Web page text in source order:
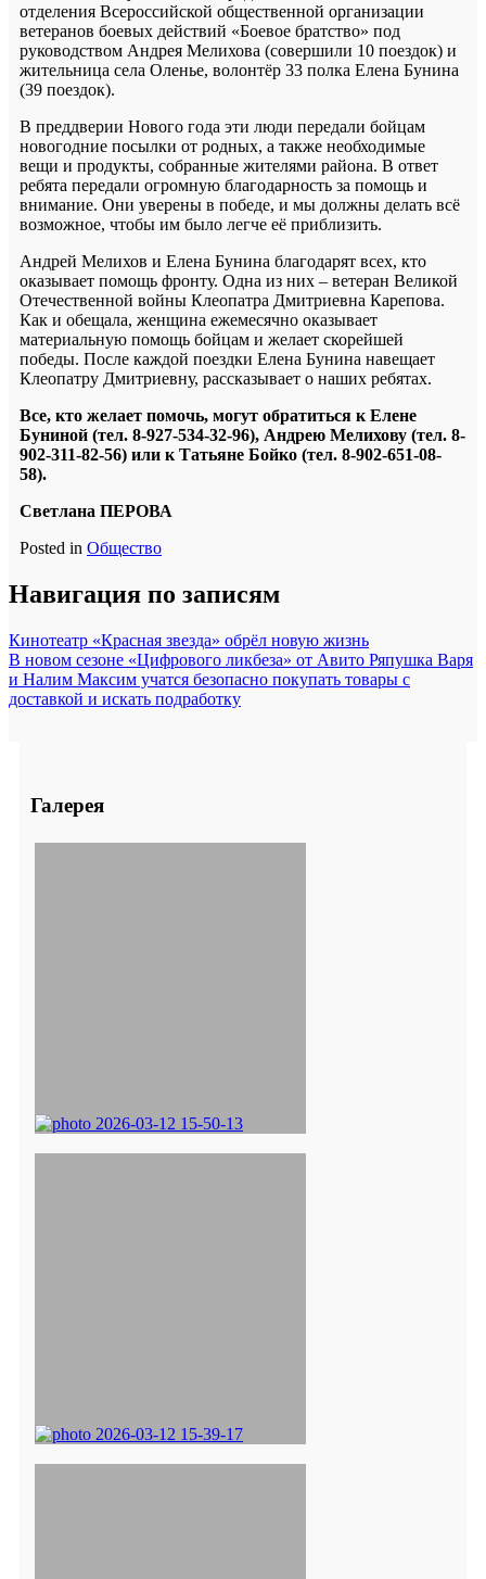
отделения Всероссийской общественной организации
ветеранов боевых действий «Боевое братство» под
руководством Андрея Мелихова (совершили 10 поездок) и
жительница села Оленье, волонтёр 33 полка Елена Бунина
(39 поездок).
В преддверии Нового года эти люди передали бойцам
новогодние посылки от родных, а также необходимые
вещи и продукты, собранные жителями района. В ответ
ребята передали огромную благодарность за помощь и
внимание. Они уверены в победе, и мы должны делать всё
возможное, чтобы им было легче её приблизить.
Андрей Мелихов и Елена Бунина благодарят всех, кто
оказывает помощь фронту. Одна из них – ветеран Великой
Отечественной войны Клеопатра Дмитриевна Карепова.
Как и обещала, женщина ежемесячно оказывает
материальную помощь бойцам и желает скорейшей
победы. После каждой поездки Елена Бунина навещает
Клеопатру Дмитриевну, рассказывает о наших ребятах.
Все, кто желает помочь, могут обратиться к Елене
Буниной (тел. 8-927-534-32-96), Андрею Мелихову (тел. 8-
902-311-82-56) или к Татьяне Бойко (тел. 8-902-651-08-
58).
Светлана ПЕРОВА
Posted in Общество
Навигация по записям
Кинотеатр «Красная звезда» обрёл новую жизнь
В новом сезоне «Цифрового ликбеза» от Авито Ряпушка Варя
и Налим Максим учатся безопасно покупать товары с
доставкой и искать подработку
Галерея